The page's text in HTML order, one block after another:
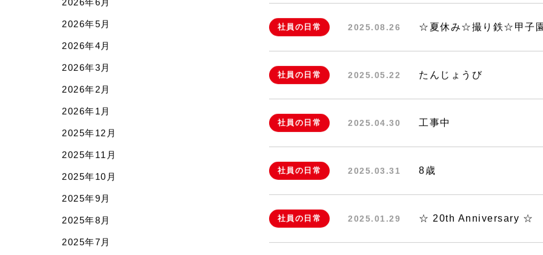
社員の日常 2025.08.26 ☆夏休み☆撮り鉄☆甲子
社員の日常 2025.05.22 たんじょうび
社員の日常 2025.04.30 工事中
社員の日常 2025.03.31 8歳
社員の日常 2025.01.29 ☆ 20th Anniversary ☆
2026年6月
2026年5月
2026年4月
2026年3月
2026年2月
2026年1月
2025年12月
2025年11月
2025年10月
2025年9月
2025年8月
2025年7月